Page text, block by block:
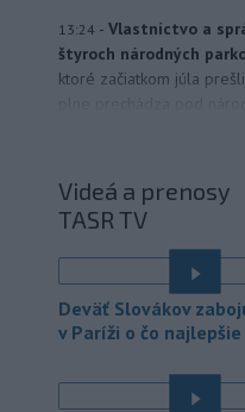
13:24 - Vlastníctvo a
štyroch národných
ktoré začiatkom júla
lesnými požiarmina
Balkáne, kde v týchto
dosahujú až 40 stupňov
Nemecký súd vo
udelil doživotný trest
ktorý minulý rok autom
dievča a jej 37-ročnú matku.
Videá a prenosy
TASR TV
Deväť Slovákov
v Paríži o čo